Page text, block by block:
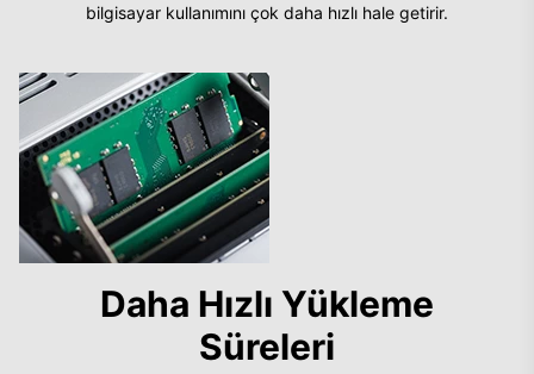
bilgisayar kullanımını çok daha hızlı hale getirir.
Daha Hızlı Yükleme
Süreleri